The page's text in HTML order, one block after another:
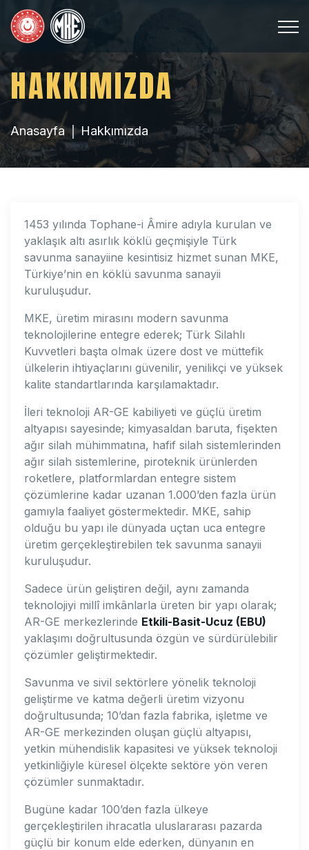
HAKKIMIZDA
Anasayfa Hakkımızda
1453 yılında Tophane-i Âmire adıyla kurulan ve
yaklaşık altı asırlık köklü geçmişiyle Türk
savunma sanayiine kesintisiz hizmet sunan MKE,
Türkiye’nin en köklü savunma sanayii
kuruluşudur.
MKE, üretim mirasını modern savunma
teknolojilerine entegre ederek; Türk Silahlı
Kuvvetleri başta olmak üzere dost ve müttefik
ülkelerin ihtiyaçlarını güvenilir, yenilikçi ve yüksek
kalite standartlarında karşılamaktadır.
İleri teknoloji AR-GE kabiliyeti ve güçlü üretim
altyapısı sayesinde; kimyasaldan baruta, fişekten
ağır silah mühimmatına, hafif silah sistemlerinden
ağır silah sistemlerine, piroteknik ürünlerden
roketlere, platformlardan entegre sistem
çözümlerine kadar uzanan 1.000’den fazla ürün
gamıyla faaliyet göstermektedir. MKE, sahip
olduğu bu yapı ile dünyada uçtan uca entegre
üretim gerçekleştirebilen tek savunma sanayii
kuruluşudur.
Sadece ürün geliştiren değil, aynı zamanda
teknolojiyi millî imkânlarla üreten bir yapı olarak;
AR-GE merkezlerinde Etkili-Basit-Ucuz (EBU)
yaklaşımı doğrultusunda özgün ve sürdürülebilir
çözümler geliştirmektedir.
Savunma ve sivil sektörlere yönelik teknoloji
geliştirme ve katma değerli üretim vizyonu
doğrultusunda; 10’dan fazla fabrika, işletme ve
AR-GE merkezinden oluşan güçlü altyapısı,
yetkin mühendislik kapasitesi ve yüksek teknoloji
yetkinliğiyle küresel ölçekte sektöre yön veren
çözümler sunmaktadır.
Bugüne kadar 100’den fazla ülkeye
gerçekleştirilen ihracatla uluslararası pazarda
güçlü bir konum elde ederken, dünyanın en